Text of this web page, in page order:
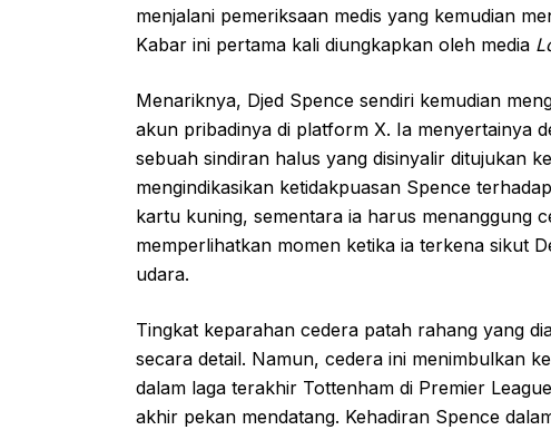
menjalani pemeriksaan medis yang kemudian
Kabar ini pertama kali diungkapkan oleh media
Menariknya, Djed Spence sendiri kemudian
akun pribadinya di platform X. Ia menyertainya
sebuah sindiran halus yang disinyalir ditujukan
mengindikasikan ketidakpuasan Spence
kartu kuning, sementara ia harus menanggung
memperlihatkan momen ketika ia terkena sikut
udara.
Tingkat keparahan cedera patah rahang yang
secara detail. Namun, cedera ini menimbulkan
dalam laga terakhir Tottenham di Premier
akhir pekan mendatang. Kehadiran Spence